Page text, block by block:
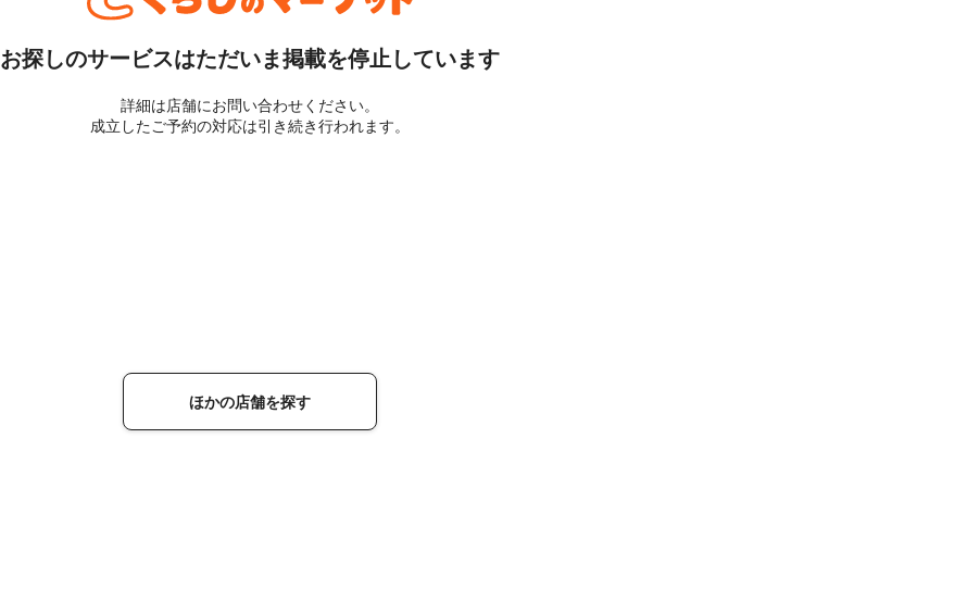
お探しのサービスはただいま掲載を停止しています
詳細は店舗にお問い合わせください。
成立したご予約の対応は引き続き行われます。
ほかの店舗を探す